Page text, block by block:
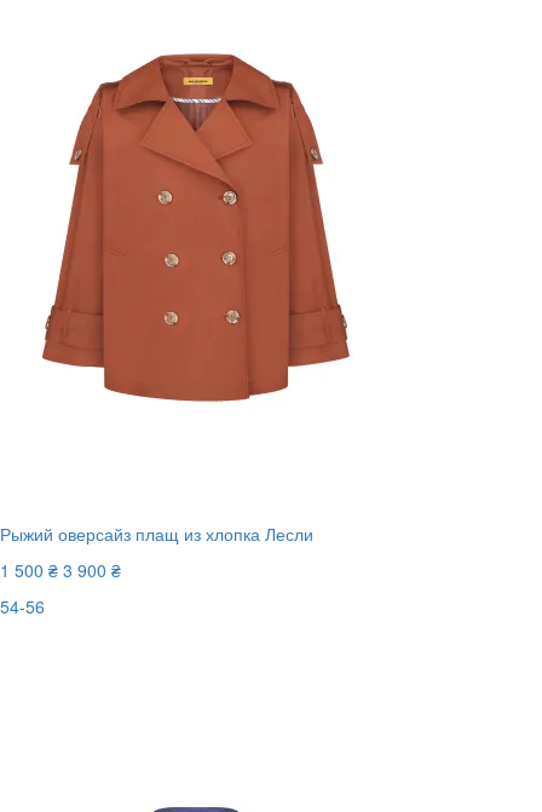
Рыжий оверсайз плащ из хлопка Лесли
1 500 ₴ 3 900 ₴
54-56